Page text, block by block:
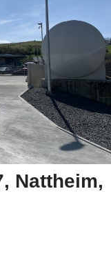
Nattheim,